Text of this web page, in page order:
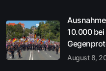
10.000 bei
August 8,